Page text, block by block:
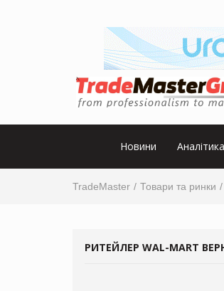
Новини Аналітика
TradeMaster Товари та ринки
РИТЕЙЛЕР WAL-MART